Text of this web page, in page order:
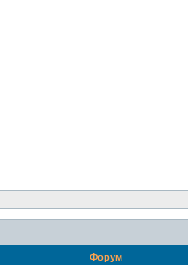
Форум